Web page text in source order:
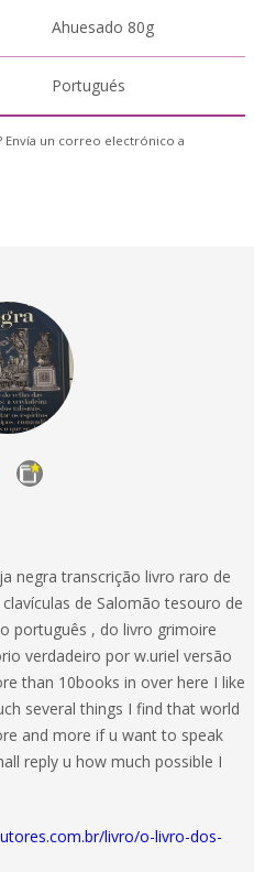
Ahuesado 80g
Portugués
Envía un correo electrónico a
negra transcrição livro raro de
de Salomão tesouro de
português , do livro grimoire
verdadeiro por w.uriel versão
than 10books in over here I like
several things I find that world
and more if u want to speak
reply u how much possible I
livro/o-livro-dos-